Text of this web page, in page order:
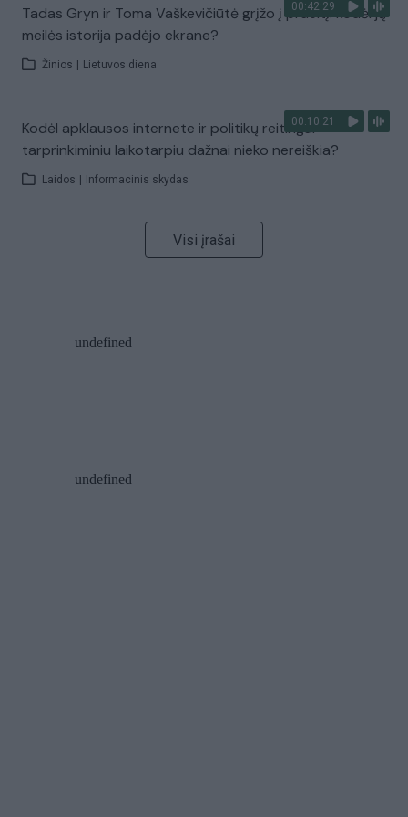
00:42:29
Tadas Gryn ir Toma Vaškevičiūtė grįžo į praeitį: kodėl jų
meilės istorija padėjo ekrane?
Žinios Lietuvos diena
00:10:21
Kodėl apklausos internete ir politikų reitingai
tarprinkiminiu laikotarpiu dažnai nieko nereiškia?
Laidos Informacinis skydas
Visi įrašai